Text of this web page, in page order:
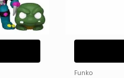
Funko